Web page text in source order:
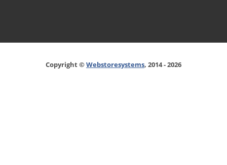
Copyright ©Webstoresystems, 2014 - 2026